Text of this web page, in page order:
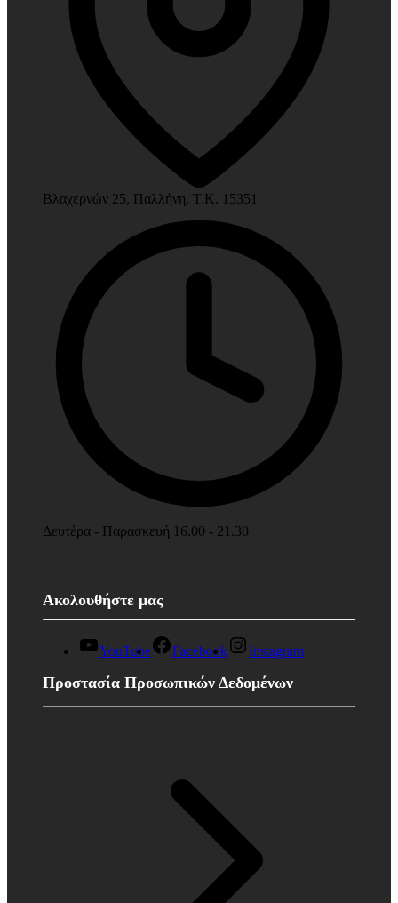
Βλαχερνών 25, Παλλήνη, Τ.Κ. 15351
Δευτέρα - Παρασκευή 16.00 - 21.30
Ακολουθήστε μας
YouTube Facebook Instagram
Προστασία Προσωπικών Δεδομένων